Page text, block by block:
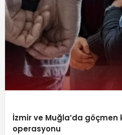
İzmir ve Muğla’da göçmen
operasyonu